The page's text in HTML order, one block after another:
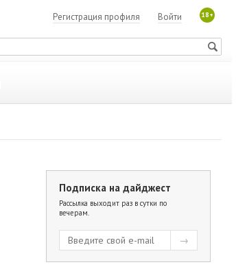
18+
Войти
Регистрация профиля
Подписка на дайджест
Рассылка выходит раз в сутки по
вечерам.